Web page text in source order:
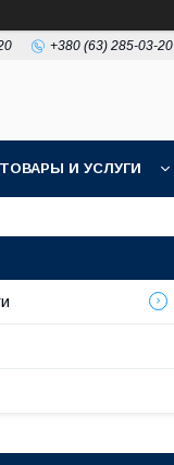
+380 (63) 285-03-20
ТОВАРЫ И УСЛУГИ